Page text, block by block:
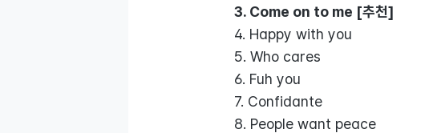
3. Come on to me [추천]
4. Happy with you
5. Who cares
6. Fuh you
7. Confidante
8. People want peace